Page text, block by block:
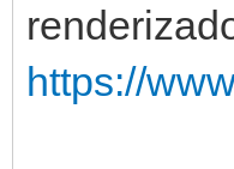
https://